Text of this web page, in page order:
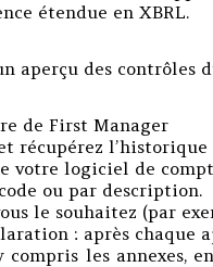
étendue en XBRL.
aperçu des
de First Manager
récupérez l’historique
votre logiciel de
ou par description.
le souhaitez (par
: après
les annexes,